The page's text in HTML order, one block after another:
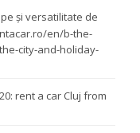
și versatilitate de
en/b-the-
city-and-holiday-
rent a car Cluj from